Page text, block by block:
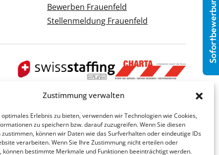
Zustimmung verwalten
Erlebnis zu bieten, verwenden wir Technologien wie Cookies,
zu speichern bzw. darauf zuzugreifen. Wenn Sie diesen
zustimmen, können wir Daten wie das Surfverhalten oder eindeutige IDs
verarbeiten. Wenn Sie Ihre Zustimmung nicht erteilen oder
können bestimmte Merkmale und Funktionen beeinträchtigt werden.
Bewerben Frauenfeld
Stellenmeldung Frauenfeld
Sofortbewerbung